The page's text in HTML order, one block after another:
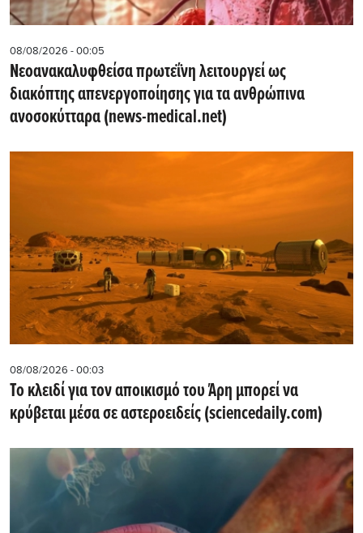
08/08/2026 - 00:05
Νεοανακαλυφθείσα πρωτεΐνη λειτουργεί ως
διακόπτης απενεργοποίησης για τα ανθρώπινα
ανοσοκύτταρα (news-medical.net)
08/08/2026 - 00:03
Το κλειδί για τον αποικισμό του Άρη μπορεί να
κρύβεται μέσα σε αστεροειδείς (sciencedaily.com)